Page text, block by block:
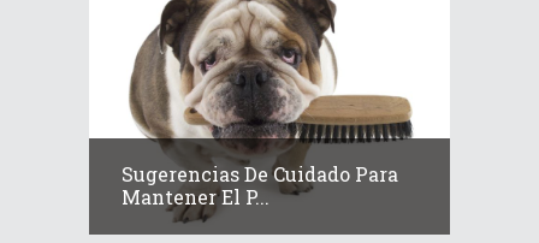
Sugerencias De Cuidado Para
Mantener El P...